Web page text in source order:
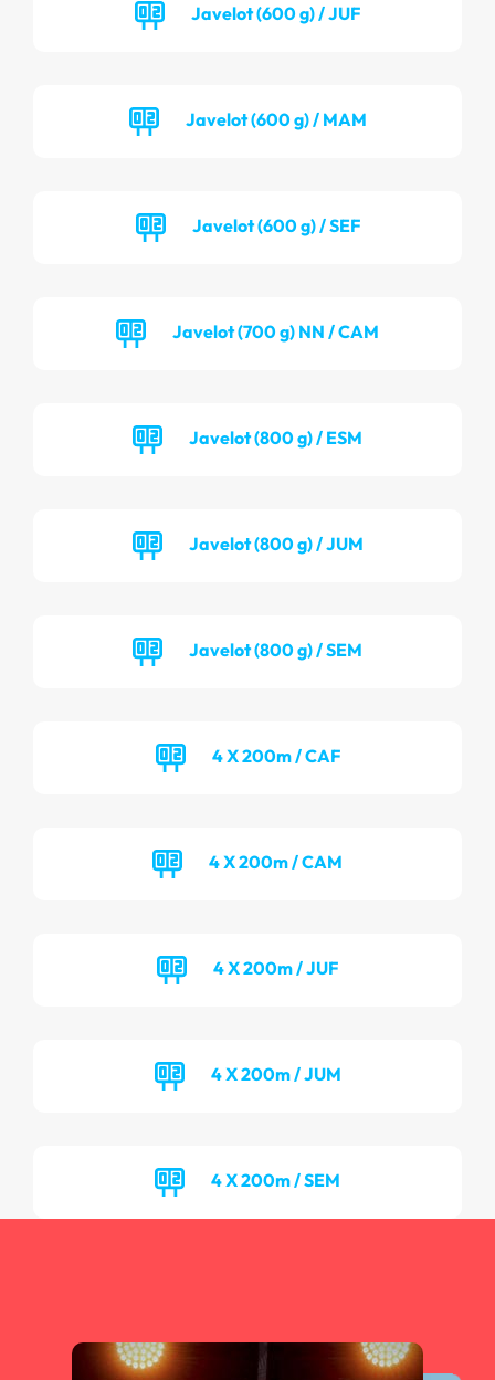
Javelot (600 g) / JUF
Javelot (600 g) / MAM
Javelot (600 g) / SEF
Javelot (700 g) NN / CAM
Javelot (800 g) / ESM
Javelot (800 g) / JUM
Javelot (800 g) / SEM
4 X 200m / CAF
4 X 200m / CAM
4 X 200m / JUF
4 X 200m / JUM
4 X 200m / SEM